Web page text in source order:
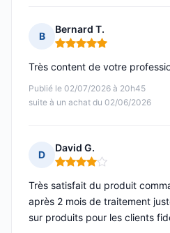
B
Bernard T.
Note : 5 sur 5
Publié le 02/07/2026 à 20h45
suite à un achat du 02/06/2026
Très content de votre
D
David G.
Note : 4 sur 5
Très satisfait du produit
après 2 mois de traitement
sur produits pour les clients